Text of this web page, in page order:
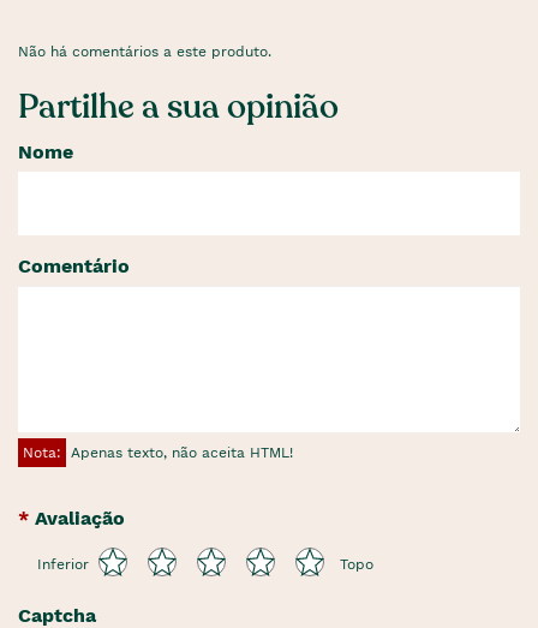
Não há comentários a este produto.
Partilhe a sua opinião
Nome
Comentário
Nota: Apenas texto, não aceita HTML!
Avaliação
Inferior Topo
Captcha